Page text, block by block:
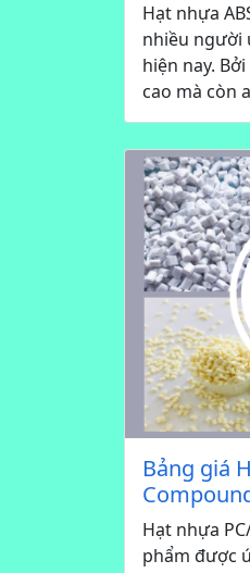
Hạt nhựa
nhiều người
hiện nay.
cao mà còn
Bảng giá
Hạt nhựa
phẩm được